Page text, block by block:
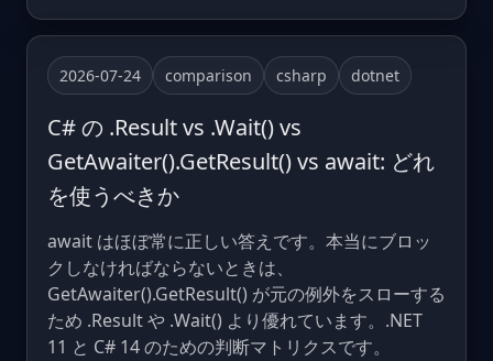
2026-07-24 comparison csharp dotnet
C# の .Result vs .Wait() vs
GetAwaiter().GetResult() vs await: どれ
を使うべきか
await はほぼ常に正しい答えです。本当にブロッ
クしなければならないときは、
GetAwaiter().GetResult() が元の例外をスローする
ため .Result や .Wait() より優れています。.NET
11 と C# 14 のための判断マトリクスです。